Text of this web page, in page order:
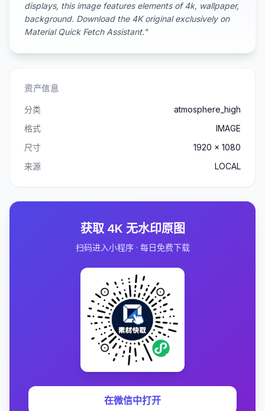
displays, this image features elements of 4k, wallpaper,
background. Download the 4K original exclusively on
Material Quick Fetch Assistant."
资产信息
分类
atmosphere_high
格式
IMAGE
尺寸
1920 x 1080
来源
LOCAL
获取 4K 无水印原图
扫码进入小程序 · 每日免费下载
在微信中打开